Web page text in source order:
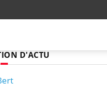
D'ACTU